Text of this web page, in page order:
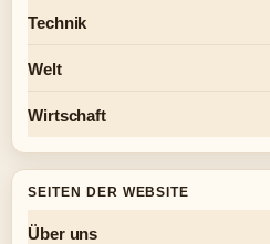
Technik
Welt
Wirtschaft
SEITEN DER WEBSITE
Über uns